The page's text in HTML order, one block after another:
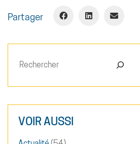
Partager
Rechercher
VOIR AUSSI